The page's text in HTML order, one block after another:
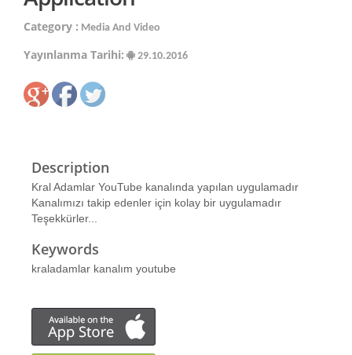
Category : Media And Video
Yayınlanma Tarihi: 29.10.2016
Description
Kral Adamlar YouTube kanalında yapılan uygulamadır
Kanalımızı takip edenler için kolay bir uygulamadır
Teşekkürler...
Keywords
kraladamlar kanalım youtube